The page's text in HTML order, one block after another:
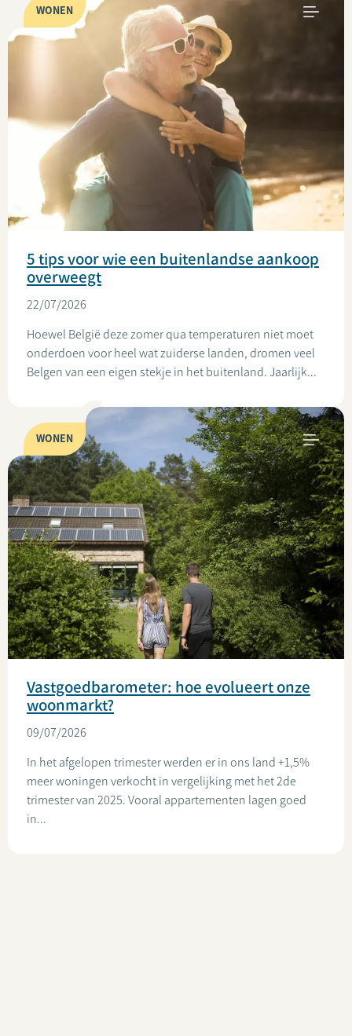
WONEN
5 tips voor wie een buitenlandse aankoop
overweegt
22/07/2026
Hoewel België deze zomer qua temperaturen niet moet
onderdoen voor heel wat zuiderse landen, dromen veel
Belgen van een eigen stekje in het buitenland. Jaarlijk...
WONEN
Vastgoedbarometer: hoe evolueert onze
woonmarkt?
09/07/2026
In het afgelopen trimester werden er in ons land +1,5%
meer woningen verkocht in vergelijking met het 2de
trimester van 2025. Vooral appartementen lagen goed
in...